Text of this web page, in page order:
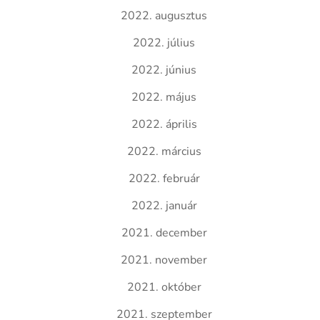
2022. augusztus
2022. július
2022. június
2022. május
2022. április
2022. március
2022. február
2022. január
2021. december
2021. november
2021. október
2021. szeptember